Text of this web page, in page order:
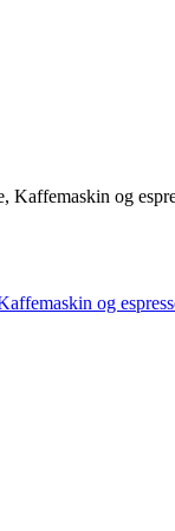
og
og